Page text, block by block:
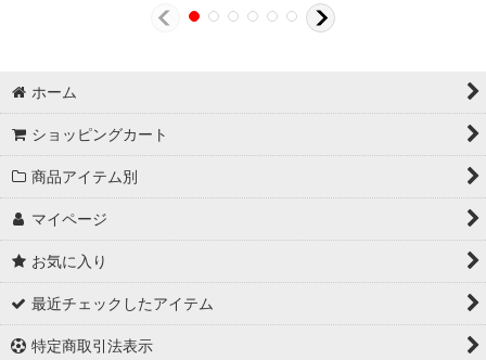
ホーム
ショッピングカート
商品アイテム別
マイページ
お気に入り
最近チェックしたアイテム
特定商取引法表示